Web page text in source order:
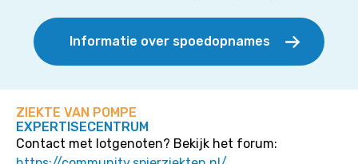
Informatie over spoedopnames
ZIEKTE VAN POMPE
EXPERTISECENTRUM
Contact met lotgenoten? Bekijk het forum: